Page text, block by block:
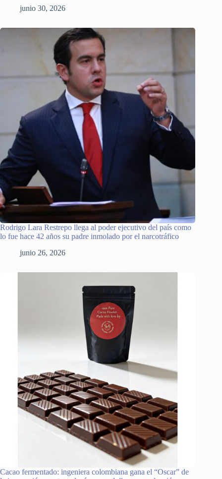
junio 30, 2026
Rodrigo Lara Restrepo llega al poder ejecutivo del país como
lo fue hace 42 años su padre inmolado por el narcotráfico
junio 26, 2026
Cacao fermentado: ingeniera colombiana gana el “Oscar” de